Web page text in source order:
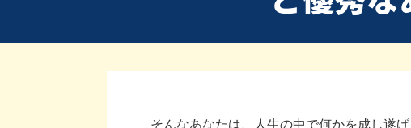
そんなあなたは、人生の中で何かを成し遂